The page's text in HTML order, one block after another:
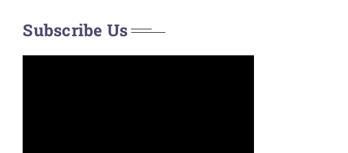
Subscribe Us